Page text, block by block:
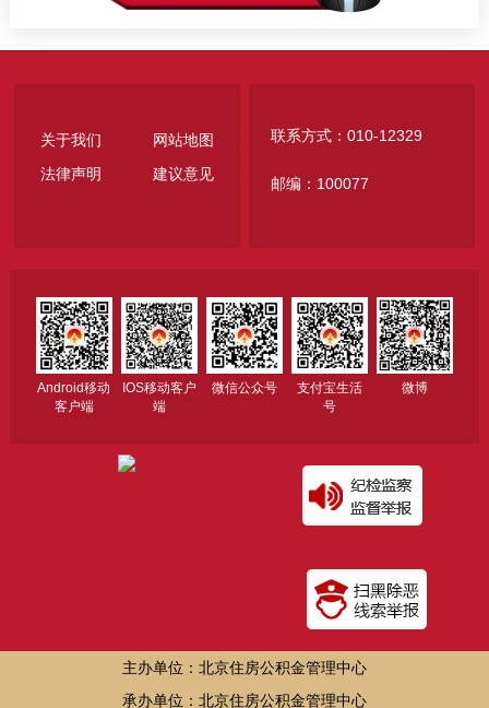
关于我们
网站地图
法律声明
建议意见
联系方式：010-12329
邮编：100077
Android移动
客户端
IOS移动客户
端
微信公众号
支付宝生活
号
微博
主办单位：北京住房公积金管理中心
承办单位：北京住房公积金管理中心